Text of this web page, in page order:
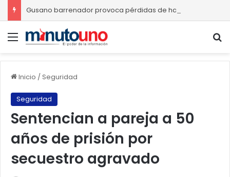
Menú
Inicio /Seguridad
Seguridad
Sentencian a pareja a 50
años de prisión por
secuestro agravado